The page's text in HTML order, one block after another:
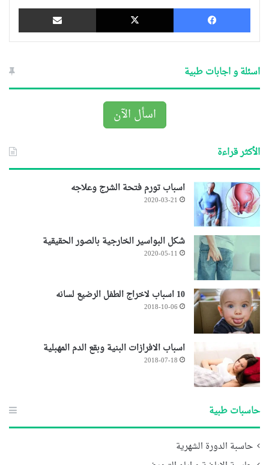
فيسبوك ‫X
اسئلة و اجابات طبية
اسأل الآن
الأكثر قراءة
اسباب تورم فتحة الشرج وعلاجه
2020-03-21
شكل البواسير الخارجية بالصور الحقيقية
2020-05-11
10 اسباب لاخراج الطفل الرضيع لسانه
2018-10-06
اسباب الافرازات البنية وبقع الدم المهبلية
2018-07-18
حاسبات طبية
حاسبة الدورة الشهرية